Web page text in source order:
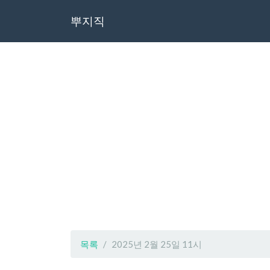
뿌지직
목록 2025년 2월 25일 11시